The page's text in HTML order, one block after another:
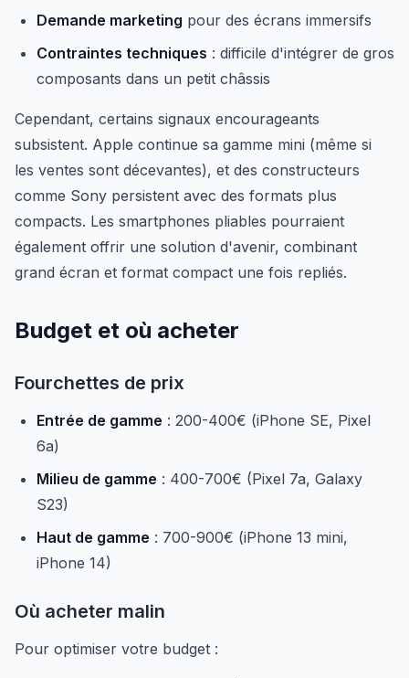
Demande marketing pour des écrans immersifs
Contraintes techniques : difficile d'intégrer de gros
composants dans un petit châssis
Cependant, certains signaux encourageants
subsistent. Apple continue sa gamme mini (même si
les ventes sont décevantes), et des constructeurs
comme Sony persistent avec des formats plus
compacts. Les smartphones pliables pourraient
également offrir une solution d'avenir, combinant
grand écran et format compact une fois repliés.
Budget et où acheter
Fourchettes de prix
Entrée de gamme : 200-400€ (iPhone SE, Pixel
6a)
Milieu de gamme : 400-700€ (Pixel 7a, Galaxy
S23)
Haut de gamme : 700-900€ (iPhone 13 mini,
iPhone 14)
Où acheter malin
Pour optimiser votre budget :